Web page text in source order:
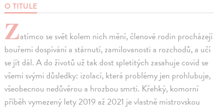
O TITULE
Zatímco se svět kolem nich mění, členové rodin procházejí
bouřemi dospívání a stárnutí, zamilovanosti a rozchodů, a učí
se jít dál. A do životů už tak dost spletitých zasahuje covid se
všemi svými důsledky: izolací, která problémy jen prohlubuje,
všeobecnou nedůvěrou a hrozbou smrti. Křehký, komorní
příběh vymezený lety 2019 až 2021 je vlastně mistrovskou